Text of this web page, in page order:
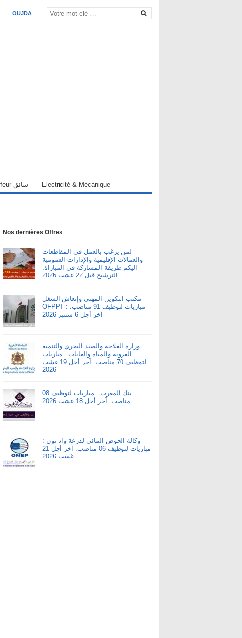
OUJDA
Chauffeur سائق Electricité & Mécanique
Nos dernières Offres
لمن يرغب بالعمل في المقاطعات
والعمالات الإقليمية والإدارات العمومية
اليكم طريقة المشاركة في المباراة.
الترشيح قبل 22 غشت 2026
مكتب التكوين المهني وإنعاش الشغل
OFPPT : مباريات لتوظيف 91 مناصب.
آخر أجل 6 شتنبر 2026
وزارة الفلاحة والصيد البحري والتنمية
القروية والمياه والغابات : مباريات
لتوظيف 70 مناصب. آخر أجل 19 غشت
2026
بنك المغرب : مباريات لتوظيف 08
مناصب. آخر أجل 18 غشت 2026
وكالة الحوض المائي لدرعة واد نون :
مباريات لتوظيف 06 مناصب. آخر أجل 21
غشت 2026